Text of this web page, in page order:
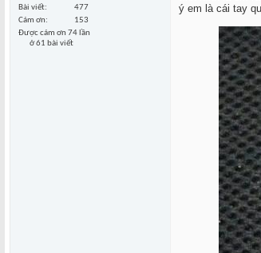
Bài viết
477
Cám ơn
153
Được cám ơn 74 lần
ở 61 bài viết
ý em là cái tay